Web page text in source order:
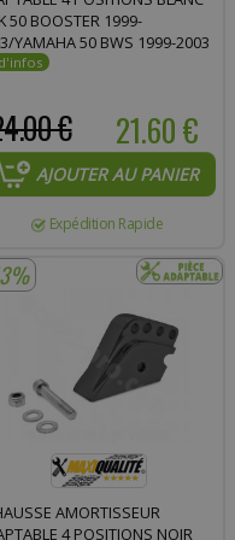
50 BOOSTER 1999-
YAMAHA 50 BWS 1999-2003
21.60 €
€
AJOUTER AU PANIER
Expédition Rapide
AMORTISSEUR
4 POSITIONS NOIR